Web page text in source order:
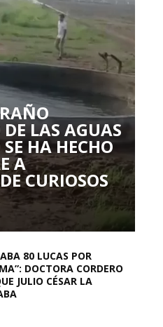
LAS AGUAS
HA HECHO
A
CURIOSOS
80 LUCAS POR
DOCTORA CORDERO
JULIO CÉSAR LA